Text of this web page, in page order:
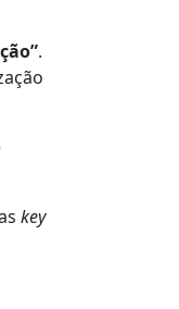
.
key